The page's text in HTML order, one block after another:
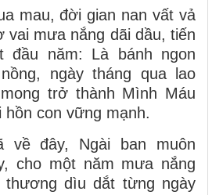
mau, đời gian nan vất vả
vai mưa nắng dãi dầu, tiến
đầu năm: Là bánh ngon
ngày tháng qua lao
trở thành Mình Máu
hồn con vững mạnh.
về đây, Ngài ban muôn
cho một năm mưa nắng
thương dìu dắt từng ngày